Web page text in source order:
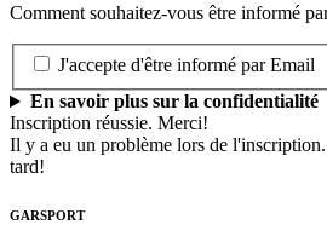
Comment souhaitez-vous être informé
J'accepte d'être informé par Email
En savoir plus sur la confidentialité
Inscription réussie. Merci!
Il y a eu un problème lors de
tard!
GARSPORT